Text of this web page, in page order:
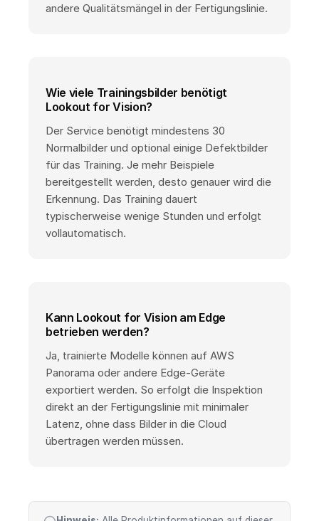
andere Qualitätsmängel in der Fertigungslinie.
Wie viele Trainingsbilder benötigt
Lookout for Vision?
Der Service benötigt mindestens 30
Normalbilder und optional einige Defektbilder
für das Training. Je mehr Beispiele
bereitgestellt werden, desto genauer wird die
Erkennung. Das Training dauert
typischerweise wenige Stunden und erfolgt
vollautomatisch.
Kann Lookout for Vision am Edge
betrieben werden?
Ja, trainierte Modelle können auf AWS
Panorama oder andere Edge-Geräte
exportiert werden. So erfolgt die Inspektion
direkt an der Fertigungslinie mit minimaler
Latenz, ohne dass Bilder in die Cloud
übertragen werden müssen.